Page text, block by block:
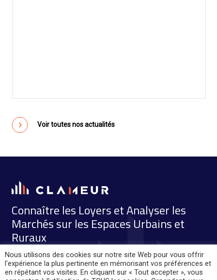
Voir toutes nos actualités
Connaître les Loyers et Analyser les
Marchés sur les Espaces Urbains et
Ruraux
Clameur
11 quai Anatole France
MENTIONS LÉGALES
PLAN DU SITE
Nous utilisons des cookies sur notre site Web pour vous offrir
l'expérience la plus pertinente en mémorisant vos préférences et
en répétant vos visites. En cliquant sur « Tout accepter », vous